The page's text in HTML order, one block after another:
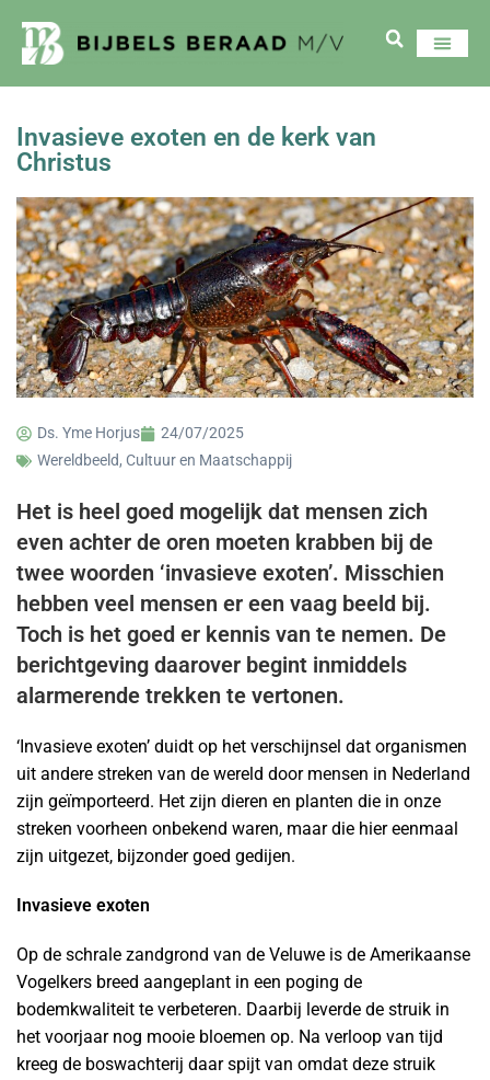
Invasieve exoten en de kerk van
Christus
Ds. Yme Horjus
24/07/2025
Wereldbeeld, Cultuur en Maatschappij
Het is heel goed mogelijk dat mensen zich
even achter de oren moeten krabben bij de
twee woorden ‘invasieve exoten’. Misschien
hebben veel mensen er een vaag beeld bij.
Toch is het goed er kennis van te nemen. De
berichtgeving daarover begint inmiddels
alarmerende trekken te vertonen.
‘Invasieve exoten’ duidt op het verschijnsel dat organismen
uit andere streken van de wereld door mensen in Nederland
zijn geïmporteerd. Het zijn dieren en planten die in onze
streken voorheen onbekend waren, maar die hier eenmaal
zijn uitgezet, bijzonder goed gedijen.
Invasieve exoten
Op de schrale zandgrond van de Veluwe is de Amerikaanse
Vogelkers breed aangeplant in een poging de
bodemkwaliteit te verbeteren. Daarbij leverde de struik in
het voorjaar nog mooie bloemen op. Na verloop van tijd
kreeg de boswachterij daar spijt van omdat deze struik